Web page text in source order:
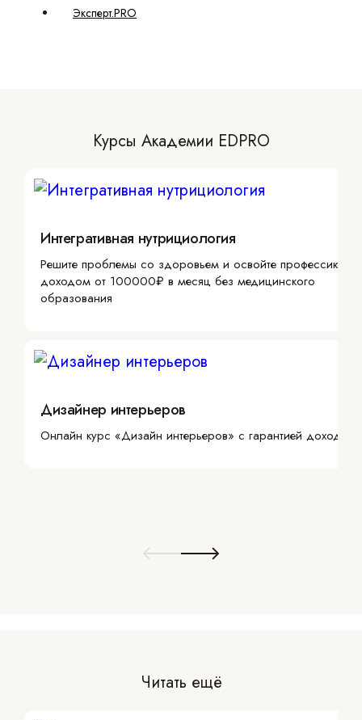
Эксперт.PRO
Курсы Академии EDPRO
Интегративная нутрициология
Решите проблемы со здоровьем и освойте профессию с
доходом от 100000₽ в месяц без медицинского
образования
Дизайнер интерьеров
Онлайн курс «Дизайн интерьеров» с гарантией дохода
Читать ещё